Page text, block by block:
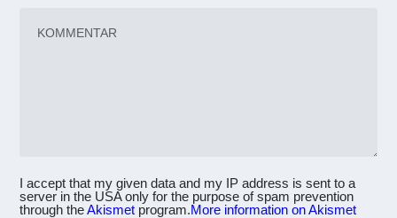
I accept that my given data and my IP address is sent to a
server in the USA only for the purpose of spam prevention
through theAkismet program.More information on Akismet